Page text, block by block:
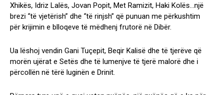
Xhikës, Idriz Lalës, Jovan Popit, Met Ramizit, Haki Kolës…një
brezi “të vjetërish” dhe “të rinjsh” që punuan me përkushtim
për krijimin e blloqeve të mëdhenj frutorë në Dibër.
Ua lëshoj vendin Gani Tuçepit, Beqir Kalisë dhe të tjerëve që
morën ujërat e Setës dhe të lumenjve të tjerë malorë dhe i
përcollën në tërë luginën e Drinit.